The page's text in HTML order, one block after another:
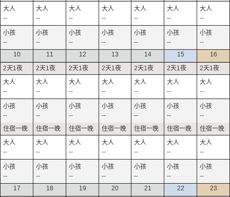
--
--
--
--
--
--
--
--
--
--
--
--
--
--
10
--
--
--
--
11
--
--
--
--
12
--
--
--
--
13
--
--
--
--
14
--
--
--
--
15
--
--
--
--
16
--
--
--
--
17
18 19 20 21 22 23